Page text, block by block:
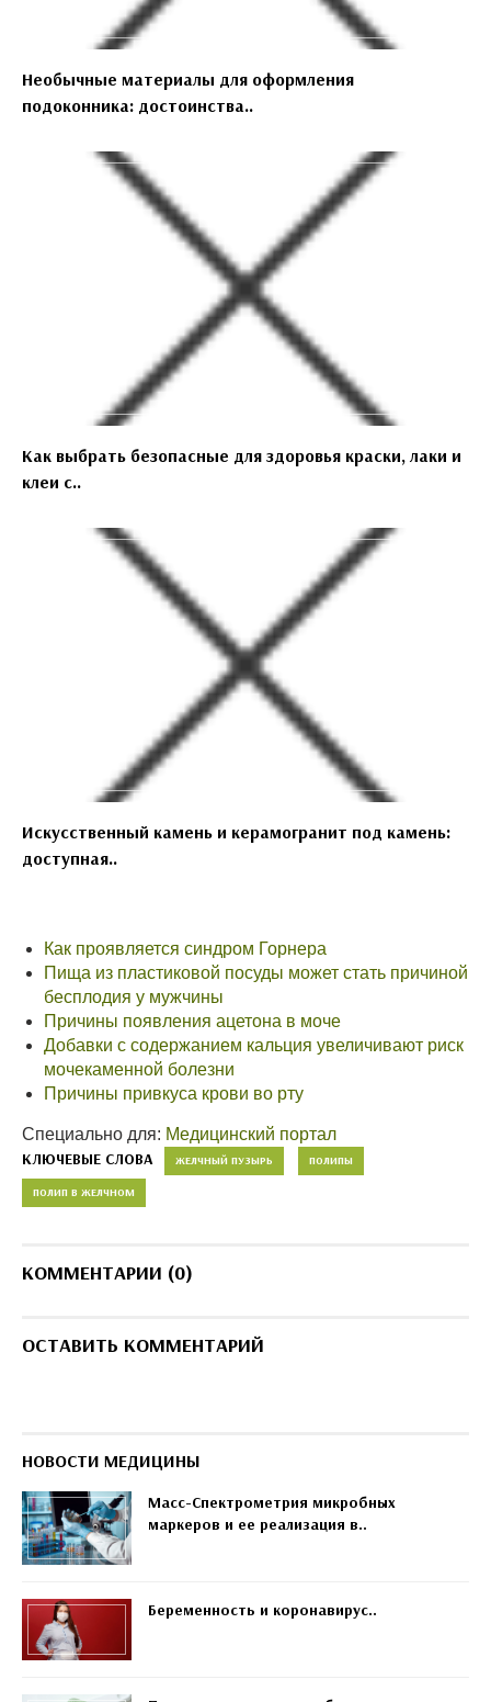
Необычные материалы для оформления
подоконника: достоинства..
Как выбрать безопасные для здоровья краски, лаки и
клеи с..
Искусственный камень и керамогранит под камень:
доступная..
Как проявляется синдром Горнера
Пища из пластиковой посуды может стать причиной
бесплодия у мужчины
Причины появления ацетона в моче
Добавки с содержанием кальция увеличивают риск
мочекаменной болезни
Причины привкуса крови во рту
Специально для: Медицинский портал
КЛЮЧЕВЫЕ СЛОВА ЖЕЛЧНЫЙ ПУЗЫРЬ ПОЛИПЫ
ПОЛИП В ЖЕЛЧНОМ
КОММЕНТАРИИ (0)
ОСТАВИТЬ КОММЕНТАРИЙ
НОВОСТИ МЕДИЦИНЫ
Масс-Спектрометрия микробных
маркеров и ее реализация в..
Беременность и коронавирус..